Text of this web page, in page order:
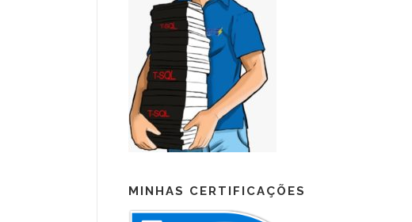
MINHAS CERTIFICAÇÕES